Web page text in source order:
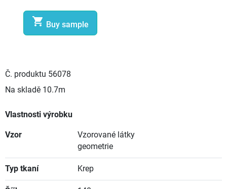
 Buy sample
Č. produktu 56078
Na skladě 10.7m
Vlastnosti výrobku
Vzor
Vzorované látky
geometrie
Typ tkaní Krep